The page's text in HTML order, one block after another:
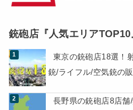
銃砲店『人気エリアTOP10
東京の銃砲店18選！
銃/ライフル/空気銃の
長野県の銃砲店8店